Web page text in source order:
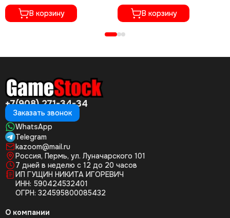
В корзину
В корзину
+7(908) 271-34-34
Заказать звонок
WhatsApp
Telegram
kazoom@mail.ru
Россия, Пермь, ул. Луначарского 101
7 дней в неделю с 12 до 20 часов
ИП ГУЩИН НИКИТА ИГОРЕВИЧ
ИНН: 590424532401
ОГРН: 324595800085432
О компании